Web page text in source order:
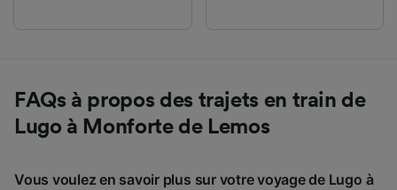
FAQs à propos des trajets en train de
Lugo à Monforte de Lemos
Vous voulez en savoir plus sur votre voyage de Lugo à